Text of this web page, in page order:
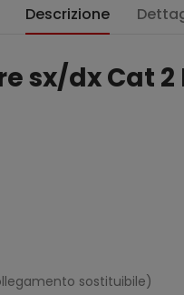
Descrizione
sx/dx Cat 2
sostituibile)